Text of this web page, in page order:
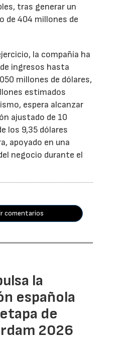
tras generar un
de 404 millones de
la compañía ha
ingresos hasta
millones de dólares,
estimados
espera alcanzar
ajustado de 10
los 9,35 dólares
apoyado en una
negocio durante el
comentarios
la
española
de
2026